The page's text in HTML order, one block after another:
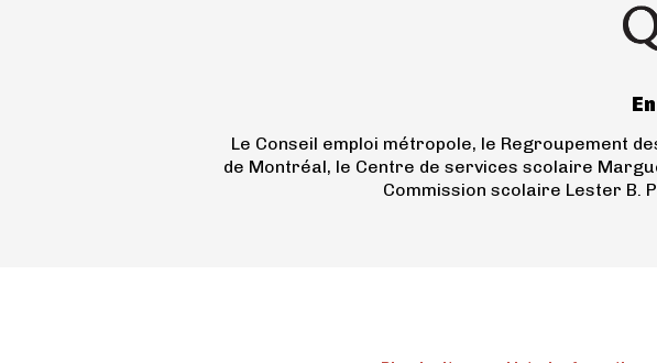
Le Conseil emploi métropole, le Regroupement
de Montréal, le Centre de services scolaire
Commission scolaire Lester B.